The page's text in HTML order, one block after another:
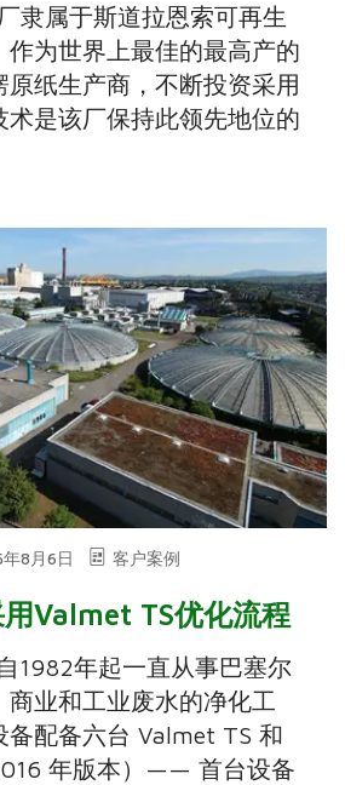
隶属于斯道拉恩索可再生
作为世界上最佳的最高产的
原纸生产商，不断投资采用
术是该厂保持此领先地位的
8月6日 客户案例
Valmet TS优化流程
1982年起一直从事巴塞尔
商业和工业废水的净化工
备配备六台 Valmet TS 和
年版本）—— 首台设备